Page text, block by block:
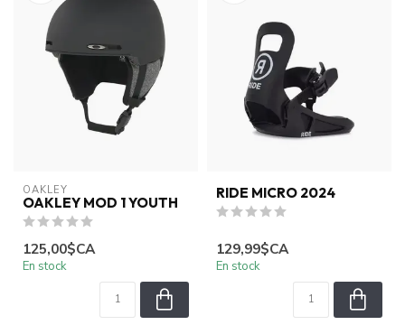
OAKLEY
OAKLEY MOD 1 YOUTH
125,00$CA
En stock
RIDE MICRO 2024
129,99$CA
En stock